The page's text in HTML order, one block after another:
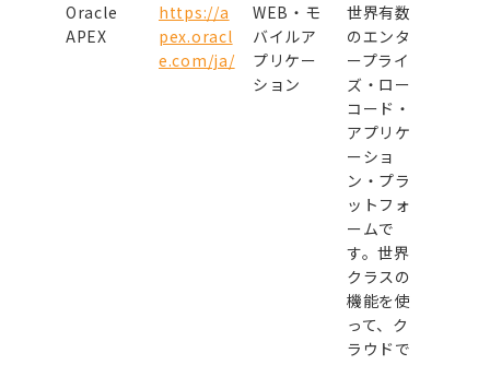
Oracle
APEX
https://a
pex.oracl
e.com/ja/
WEB・モ
バイルア
プリケー
ション
世界有数
のエンタ
ープライ
ズ・ロー
コード・
アプリケ
ーショ
ン・プラ
ットフォ
ームで
す。世界
クラスの
機能を使
って、ク
ラウドで